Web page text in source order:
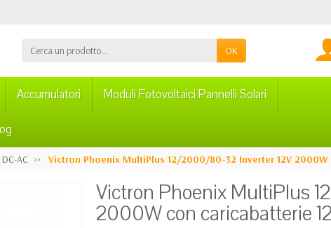
OK
Accumulatori Moduli Fotovoltaici Pannelli Solari
AC Victron Phoenix MultiPlus 12/2000/80-32 Inverter 12V
Victron Phoenix MultiPlus
2000W con caricabatterie